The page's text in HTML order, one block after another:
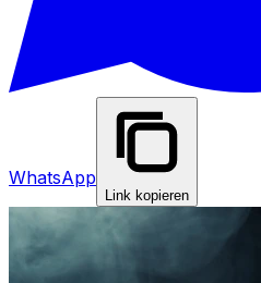
WhatsApp
Link kopieren